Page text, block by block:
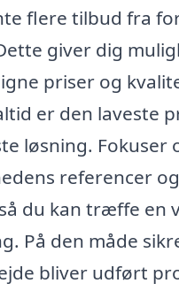
flere tilbud fra
giver dig
priser og
er den laveste
løsning. Fokuser
referencer
du kan træffe en
På den måde
bliver udført